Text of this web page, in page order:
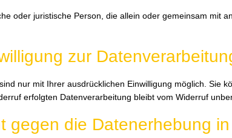
oder juristische Person, die allein oder gemeinsam mit
zur
nur mit Ihrer ausdrücklichen Einwilligung möglich. Sie
erfolgten Datenverarbeitung bleibt vom Widerruf
gegen die Datenerhebung